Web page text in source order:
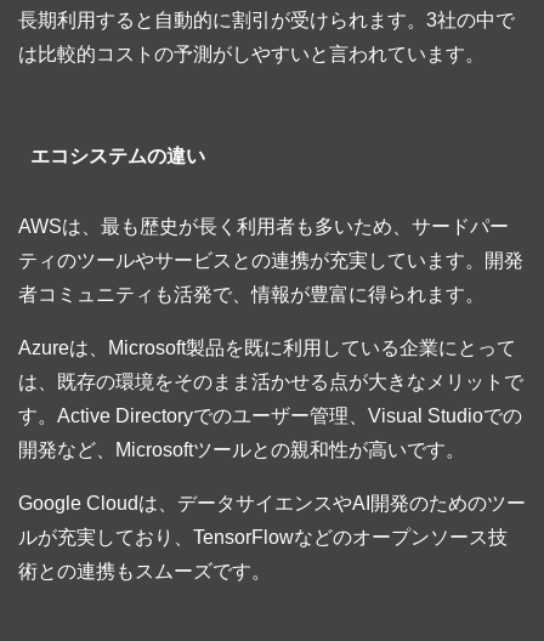
長期利用すると自動的に割引が受けられます。3社の中で
は比較的コストの予測がしやすいと言われています。
エコシステムの違い
AWSは、最も歴史が長く利用者も多いため、サードパー
ティのツールやサービスとの連携が充実しています。開発
者コミュニティも活発で、情報が豊富に得られます。
Azureは、Microsoft製品を既に利用している企業にとって
は、既存の環境をそのまま活かせる点が大きなメリットで
す。Active Directoryでのユーザー管理、Visual Studioでの
開発など、Microsoftツールとの親和性が高いです。
Google Cloudは、データサイエンスやAI開発のためのツー
ルが充実しており、TensorFlowなどのオープンソース技
術との連携もスムーズです。